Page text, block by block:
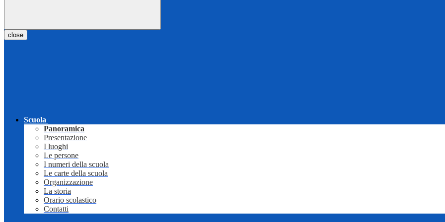
close
Scuola
Panoramica
Presentazione
I luoghi
Le persone
I numeri della scuola
Le carte della scuola
Organizzazione
La storia
Orario scolastico
Contatti